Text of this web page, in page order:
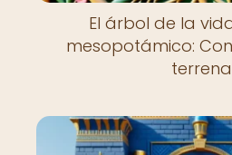
El árbol de la
mesopotámico: